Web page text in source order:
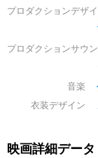
プロダクションデザ
プロダクションサウ
音楽
衣装デザイン
映画詳細データ